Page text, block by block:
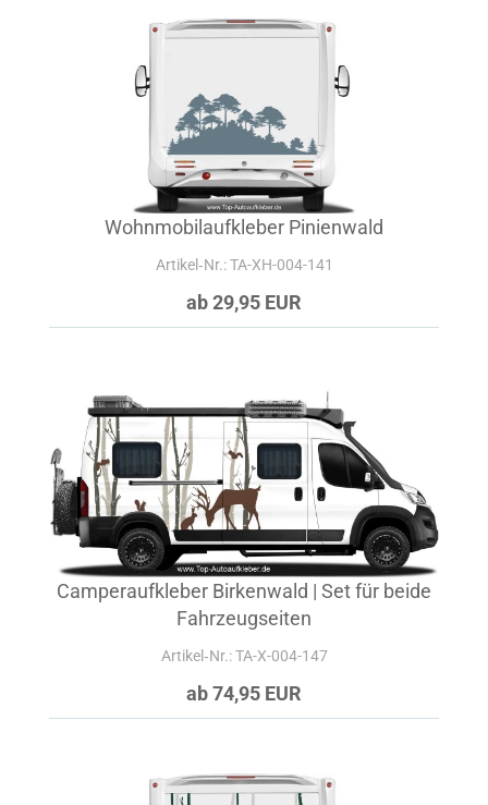
Wohnmobilaufkleber Pinienwald
Artikel‑Nr.: TA-XH-004-141
ab 29,95 EUR
Camperaufkleber Birkenwald | Set für beide
Fahrzeugseiten
Artikel‑Nr.: TA-X-004-147
ab 74,95 EUR